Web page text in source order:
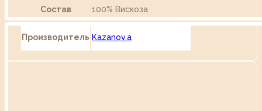
Состав 100% Вискоза
Производитель Kazanov.a